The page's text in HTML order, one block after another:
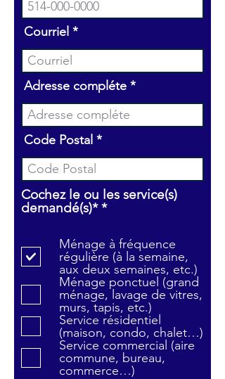
Courriel
Adresse compléte
Code Postal
Cochez le ou les service(s)
demandé(s)* *O
g
a
t
o
i
r
e
Ménage à fréquence
régulière (à la semaine,
aux deux semaines, etc.)
Ménage ponctuel (grand
ménage, lavage de vitres,
murs, tapis, etc.)
Service résidentiel
(maison, condo, chalet…)
Service commercial (aire
commune, bureau,
commerce…)